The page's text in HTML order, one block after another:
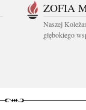
ZOFIA
Naszej
głębokiego